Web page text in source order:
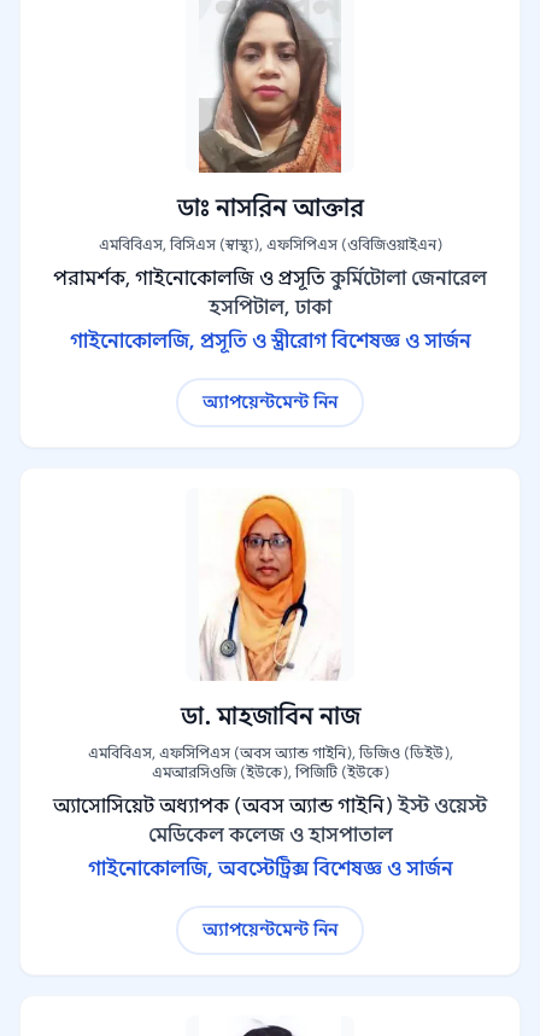
ডাঃ নাসরিন আক্তার
এমবিবিএস, বিসিএস (স্বাস্থ্য), এফসিপিএস (ওবিজিওয়াইএন)
পরামর্শক, গাইনোকোলজি ও প্রসূতি কুর্মিটোলা জেনারেল
হসপিটাল, ঢাকা
গাইনোকোলজি, প্রসূতি ও স্ত্রীরোগ বিশেষজ্ঞ ও সার্জন
অ্যাপয়েন্টমেন্ট নিন
ডা. মাহজাবিন নাজ
এমবিবিএস, এফসিপিএস (অবস অ্যান্ড গাইনি), ডিজিও (ডিইউ),
এমআরসিওজি (ইউকে), পিজিটি (ইউকে)
অ্যাসোসিয়েট অধ্যাপক (অবস অ্যান্ড গাইনি) ইস্ট ওয়েস্ট
মেডিকেল কলেজ ও হাসপাতাল
গাইনোকোলজি, অবস্টেট্রিক্স বিশেষজ্ঞ ও সার্জন
অ্যাপয়েন্টমেন্ট নিন